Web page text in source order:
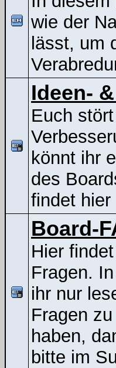
wie der
lässt, um
Ideen-
Euch
könnt ihr
des
findet
Board-
Hier
Fragen.
ihr nur
Fragen
haben,
bitte im